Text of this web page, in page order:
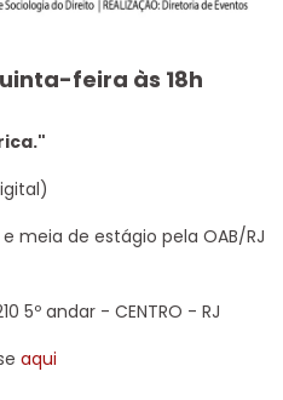
feira às 18h
meia de estágio pela OAB/RJ
5º andar - CENTRO - RJ
aqui